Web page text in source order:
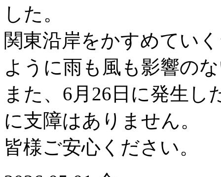
した。
関東沿岸をかすめてい
ように雨も風も影響の
また、6月26日に発生
に支障はありません。
皆様ご安心ください。